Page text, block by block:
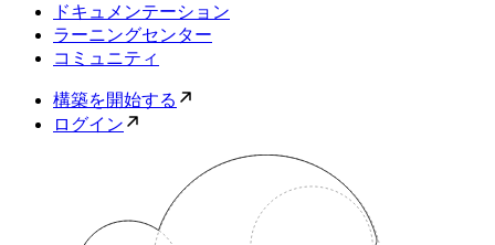
ドキュメンテーション
ラーニングセンター
コミュニティ
構築を開始する
ログイン